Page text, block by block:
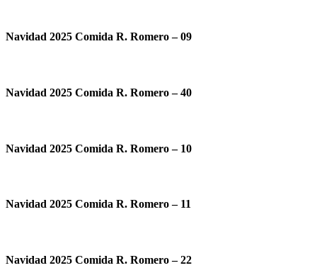
Navidad 2025 Comida R. Romero – 09
Navidad 2025 Comida R. Romero – 40
Navidad 2025 Comida R. Romero – 10
Navidad 2025 Comida R. Romero – 11
Navidad 2025 Comida R. Romero – 22